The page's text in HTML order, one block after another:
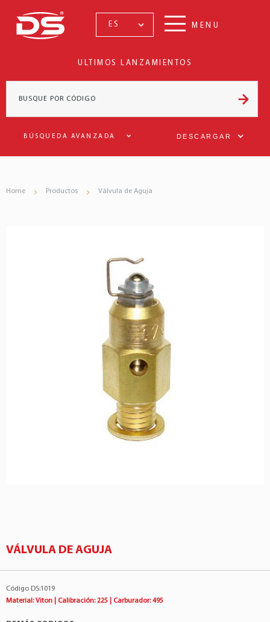
ES MENU
ULTIMOS LANZAMIENTOS
BÚSQUEDA AVANZADA DESCARGAR
Home Productos Válvula de Aguja
VÁLVULA DE AGUJA
Código DS:1019
Material: Viton | Calibración: 225 | Carburador: 495